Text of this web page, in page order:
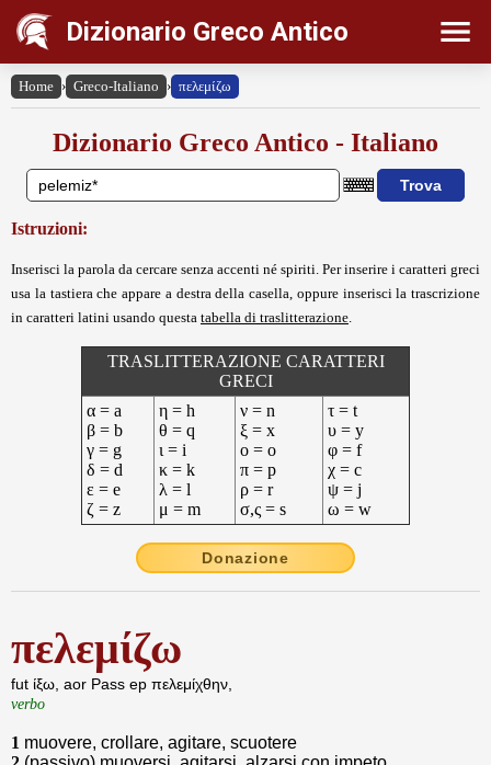
Dizionario Greco Antico
Home › Greco-Italiano › πελεμίζω
Dizionario Greco Antico - Italiano
Istruzioni:
Inserisci la parola da cercare senza accenti né spiriti. Per inserire i caratteri greci
usa la tastiera che appare a destra della casella, oppure inserisci la trascrizione
in caratteri latini usando questa tabella di traslitterazione
TRASLITTERAZIONE CARATTERI
GRECI
α = a
β = b
γ = g
δ = d
ε = e
ζ = z
η = h
θ = q
ι = i
κ = k
λ = l
μ = m
ν = n
ξ = x
ο = o
π = p
ρ = r
σ,ς = s
τ = t
υ = y
φ = f
χ = c
ψ = j
ω = w
Donazione
πελεμίζω
fut ίξω, aor Pass ep πελεμίχθην,
verbo
1 muovere, crollare, agitare, scuotere